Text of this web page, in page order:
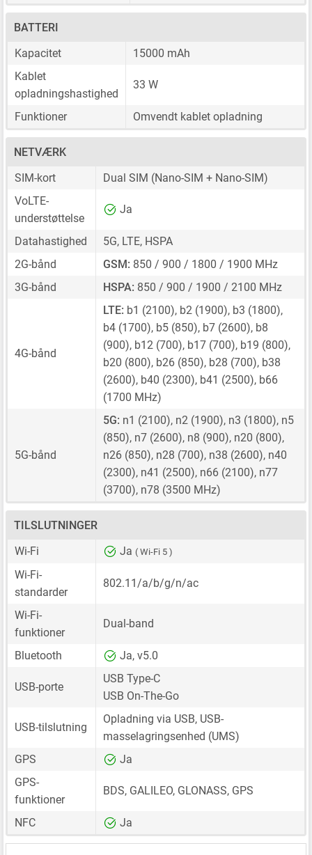
BATTERI
Kapacitet
15000 mAh
Kablet
opladningshastighed
33 W
Funktioner Omvendt kablet opladning
NETVÆRK
SIM-kort
Dual SIM (Nano-SIM + Nano-SIM)
VoLTE-
understøttelse
Ja
Datahastighed
5G, LTE, HSPA
2G-bånd
GSM: 850 / 900 / 1800 / 1900 MHz
3G-bånd
HSPA: 850 / 900 / 1900 / 2100 MHz
4G-bånd
LTE: b1 (2100), b2 (1900), b3 (1800),
b4 (1700), b5 (850), b7 (2600), b8
(900), b12 (700), b17 (700), b19 (800),
b20 (800), b26 (850), b28 (700), b38
(2600), b40 (2300), b41 (2500), b66
(1700 MHz)
5G-bånd
5G: n1 (2100), n2 (1900), n3 (1800), n5
(850), n7 (2600), n8 (900), n20 (800),
n26 (850), n28 (700), n38 (2600), n40
(2300), n41 (2500), n66 (2100), n77
(3700), n78 (3500 MHz)
TILSLUTNINGER
Wi-Fi
Ja ( Wi-Fi 5 )
Wi-Fi-
standarder
802.11/a/b/g/n/ac
Wi-Fi-
funktioner
Dual-band
Bluetooth Ja, v5.0
USB-porte
USB Type-C
USB On-The-Go
USB-tilslutning
Opladning via USB, USB-
masselagringsenhed (UMS)
GPS
Ja
GPS-
funktioner
BDS, GALILEO, GLONASS, GPS
NFC Ja